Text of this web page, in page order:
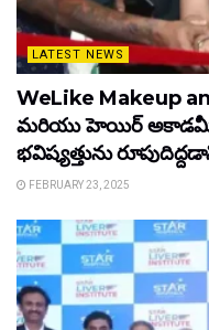
LATEST NEWS
WeLike Makeup
మరియు హెయిర్ అకాడమీ
భవిష్యత్తును
FEBRUARY 23, 2025